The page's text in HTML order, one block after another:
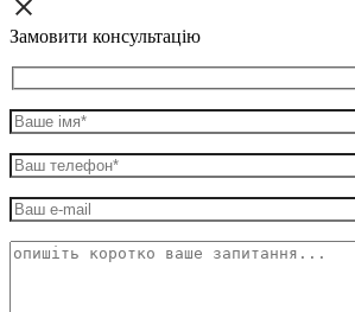
Замовити консультацію